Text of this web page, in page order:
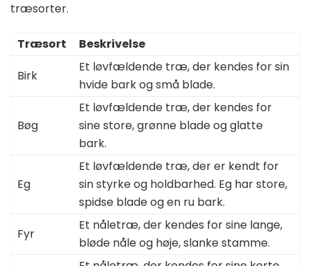
træsorter.
Træsort
Beskrivelse
Birk
Et løvfældende træ, der kendes for sin
hvide bark og små blade.
Bøg
Et løvfældende træ, der kendes for
sine store, grønne blade og glatte
bark.
Eg
Et løvfældende træ, der er kendt for
sin styrke og holdbarhed. Eg har store,
spidse blade og en ru bark.
Fyr
Et nåletræ, der kendes for sine lange,
bløde nåle og høje, slanke stamme.